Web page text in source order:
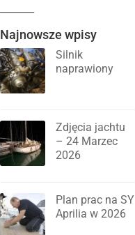
Najnowsze wpisy
Silnik
naprawiony
Zdjęcia jachtu
– 24 Marzec
2026
Plan prac na SY
Aprilia w 2026